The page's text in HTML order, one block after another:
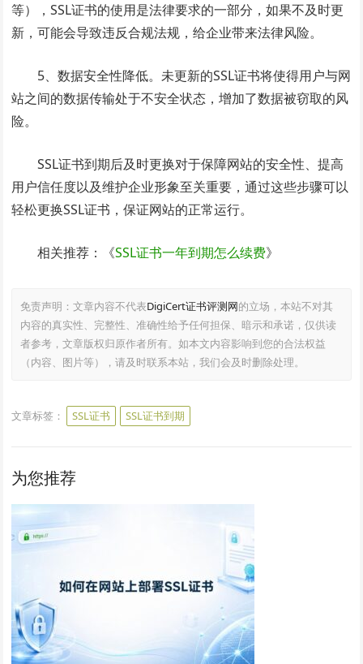
等），SSL证书的使用是法律要求的一部分，如果不及时更
新，可能会导致违反合规法规，给企业带来法律风险。
5、数据安全性降低。未更新的SSL证书将使得用户与网
站之间的数据传输处于不安全状态，增加了数据被窃取的风
险。
SSL证书到期后及时更换对于保障网站的安全性、提高
用户信任度以及维护企业形象至关重要，通过这些步骤可以
轻松更换SSL证书，保证网站的正常运行。
相关推荐：《SSL证书一年到期怎么续费》
免责声明：文章内容不代表DigiCert证书评测网的立场，本站不对其
内容的真实性、完整性、准确性给予任何担保、暗示和承诺，仅供读
者参考，文章版权归原作者所有。如本文内容影响到您的合法权益
（内容、图片等），请及时联系本站，我们会及时删除处理。
文章标签： SSL证书 SSL证书到期
为您推荐